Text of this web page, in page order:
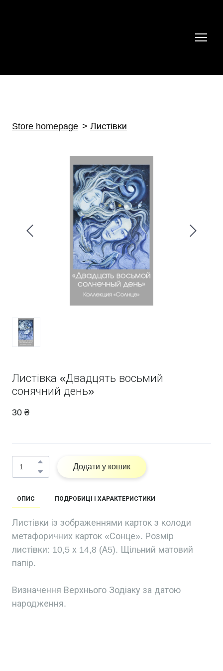
Store homepage Листівки
Листівка «Двадцять восьмий
сонячний день»
30 ₴
Додати у кошик
ОПИС ПОДРОБИЦІ І ХАРАКТЕРИСТИКИ
Листівки із зображеннями карток з колоди
метафоричних карток «Сонце». Розмір
листівки: 10,5 х 14,8 (А5). Щільний матовий
папір.
Визначення Верхнього Зодіаку за датою
народження.